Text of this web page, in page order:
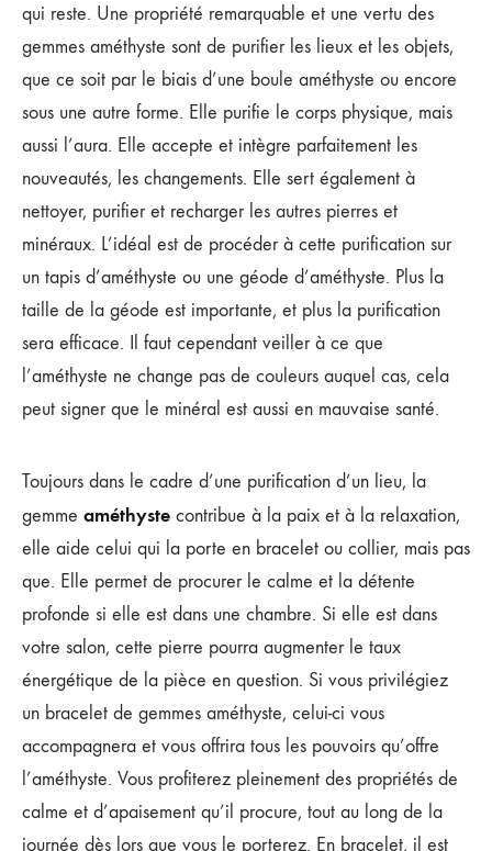
qui reste. Une propriété remarquable et une vertu des
gemmes améthyste sont de purifier les lieux et les objets,
que ce soit par le biais d’une boule améthyste ou encore
sous une autre forme. Elle purifie le corps physique, mais
aussi l’aura. Elle accepte et intègre parfaitement les
nouveautés, les changements. Elle sert également à
nettoyer, purifier et recharger les autres pierres et
minéraux. L’idéal est de procéder à cette purification sur
un tapis d’améthyste ou une géode d’améthyste. Plus la
taille de la géode est importante, et plus la purification
sera efficace. Il faut cependant veiller à ce que
l’améthyste ne change pas de couleurs auquel cas, cela
peut signer que le minéral est aussi en mauvaise santé.
Toujours dans le cadre d’une purification d’un lieu, la
gemme améthyste contribue à la paix et à la relaxation,
elle aide celui qui la porte en bracelet ou collier, mais pas
que. Elle permet de procurer le calme et la détente
profonde si elle est dans une chambre. Si elle est dans
votre salon, cette pierre pourra augmenter le taux
énergétique de la pièce en question. Si vous privilégiez
un bracelet de gemmes améthyste, celui-ci vous
accompagnera et vous offrira tous les pouvoirs qu’offre
l’améthyste. Vous profiterez pleinement des propriétés de
calme et d’apaisement qu’il procure, tout au long de la
journée dès lors que vous le porterez. En bracelet, il est